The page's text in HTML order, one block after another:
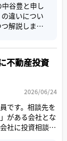
谷豊と申し
違いについ
解説しま
て起こる偏
ば政党支持
に頼ると、
す。これが
込みによっ
。認知バイ
不動産投資
2026/06/24
です。相談先を
がある会社とな
社に投資相談を